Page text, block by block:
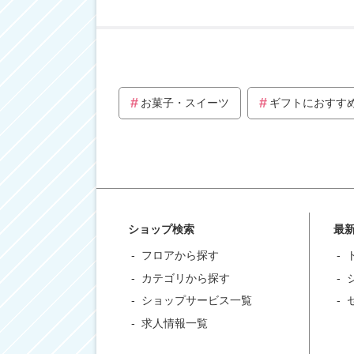
お菓子・スイーツ ギフトにおすす
ショップ検索
フロアから探す
カテゴリから探す
ショップサービス一覧
求人情報一覧
最